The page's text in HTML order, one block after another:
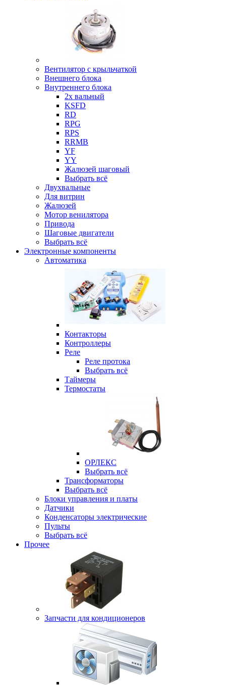
Вентилятор с крыльчаткой
Внешнего блока
Внутреннего блока
2х вальный
KSFD
RD
RPG
RPS
RRMB
YF
YY
Жалюзей шаговый
Выбрать всё
Двухвальные
Для витрин
Жалюзей
Мотор венилятора
Привода
Шаговые двигатели
Выбрать всё
Электронные компоненты
Автоматика
Контакторы
Контроллеры
Реле
Реле протока
Выбрать всё
Таймеры
Термостаты
ОРЛЕКС
Выбрать всё
Трансформаторы
Выбрать всё
Блоки управления и платы
Датчики
Конденсаторы электрические
Пульты
Выбрать всё
Прочее
Запчасти для кондиционеров